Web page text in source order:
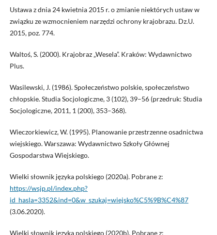
Ustawa z dnia 24 kwietnia 2015 r. o zmianie niektórych ustaw w
związku ze wzmocnieniem narzędzi ochrony krajobrazu. Dz.U.
2015, poz. 774.
Waltoś, S. (2000). Krajobraz „Wesela”. Kraków: Wydawnictwo
Plus.
Wasilewski, J. (1986). Społeczeństwo polskie, społeczeństwo
chłopskie. Studia Socjologiczne, 3 (102), 39–56 (przedruk: Studia
Socjologiczne, 2011, 1 (200), 353–368).
Wieczorkiewicz, W. (1995). Planowanie przestrzenne osadnictwa
wiejskiego. Warszawa: Wydawnictwo Szkoły Głównej
Gospodarstwa Wiejskiego.
Wielki słownik języka polskiego (2020a). Pobrane z:
https://wsjp.pl/index.php?
id_hasla=3352&ind=0&w_szukaj=wiejsko%C5%9B%C4%87
(3.06.2020).
Wielki słownik języka polskiego (2020b). Pobrane z: